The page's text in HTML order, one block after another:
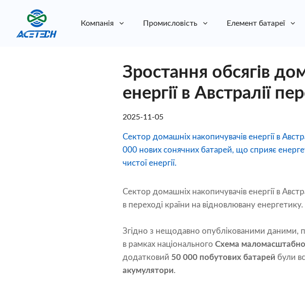
Компанія Промисловість Елемент батареї
Зростання обсягів
енергії в Австралії
2025-11-05
Сектор домашніх накопичувачів енергії в
000 нових сонячних батарей, що сприяє
чистої енергії.
Сектор домашніх накопичувачів енергії в
в переході країни на відновлювану енергетику.
Згідно з нещодавно опублікованими даними,
в рамках національного Схема
додатковий 50 000 побутових батарей були
акумулятори.